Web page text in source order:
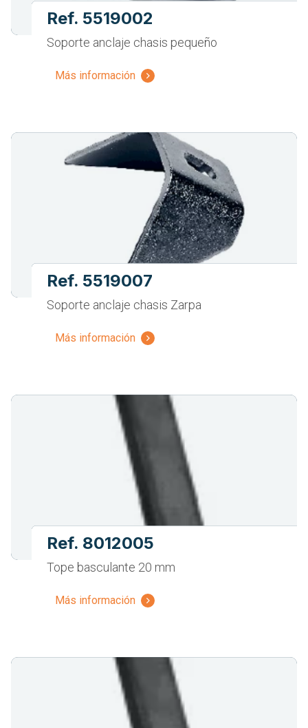
Ref. 5519002
Soporte anclaje chasis pequeño
Más información
Ref. 5519007
Soporte anclaje chasis Zarpa
Más información
Ref. 8012005
Tope basculante 20 mm
Más información